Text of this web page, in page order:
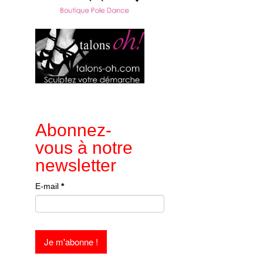
Abonnez-
vous à notre
newsletter
E-mail *